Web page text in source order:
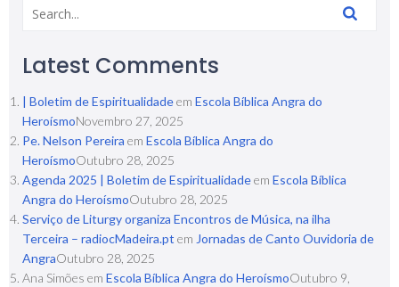
Latest Comments
| Boletim de Espiritualidadeem Escola Bíblica Angra do
HeroísmoNovembro 27, 2025
Pe. Nelson Pereira em Escola Bíblica Angra do
HeroísmoOutubro 28, 2025
Agenda 2025 | Boletim de Espiritualidadeem Escola Bíblica
Angra do HeroísmoOutubro 28, 2025
Serviço de Liturgy organiza Encontros de Música, na ilha
Terceira – radiocMadeira.pt em Jornadas de Canto Ouvidoria de
AngraOutubro 28, 2025
Ana Simões em Escola Bíblica Angra do HeroísmoOutubro 9,